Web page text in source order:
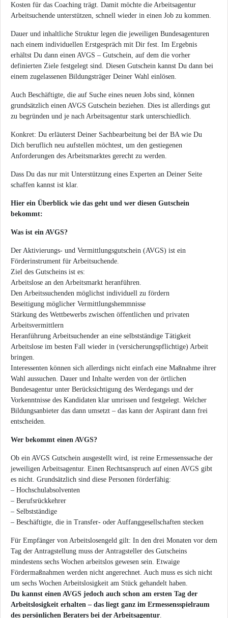
Kosten für das Coaching trägt. Damit möchte die Arbeitsagentur
Arbeitsuchende unterstützen, schnell wieder in einen Job zu kommen.
Dauer und inhaltliche Struktur legen die jeweiligen Bundesagenturen
nach einem individuellen Erstgespräch mit Dir fest. Im Ergebnis
erhältst Du dann einen AVGS – Gutschein, auf dem die vorher
definierten Ziele festgelegt sind. Diesen Gutschein kannst Du dann bei
einem zugelassenen Bildungsträger Deiner Wahl einlösen.
Auch Beschäftigte, die auf Suche eines neuen Jobs sind, können
grundsätzlich einen AVGS Gutschein beziehen. Dies ist allerdings gut
zu begründen und je nach Arbeitsagentur stark unterschiedlich.
Konkret: Du erläuterst Deiner Sachbearbeitung bei der BA wie Du
Dich beruflich neu aufstellen möchtest, um den gestiegenen
Anforderungen des Arbeitsmarktes gerecht zu werden.
Dass Du das nur mit Unterstützung eines Experten an Deiner Seite
schaffen kannst ist klar.
Hier ein Überblick wie das geht und wer diesen Gutschein
bekommt:
Was ist ein AVGS?
Der Aktivierungs- und Vermittlungsgutschein (AVGS) ist ein
Förderinstrument für Arbeitsuchende.
Ziel des Gutscheins ist es:
Arbeitslose an den Arbeitsmarkt heranführen.
Den Arbeitssuchenden möglichst individuell zu fördern
Beseitigung möglicher Vermittlungshemmnisse
Stärkung des Wettbewerbs zwischen öffentlichen und privaten
Arbeitsvermittlern
Heranführung Arbeitsuchender an eine selbstständige Tätigkeit
Arbeitslose im besten Fall wieder in (versicherungspflichtige) Arbeit
bringen.
Interessenten können sich allerdings nicht einfach eine Maßnahme ihrer
Wahl aussuchen. Dauer und Inhalte werden von der örtlichen
Bundesagentur unter Berücksichtigung des Werdegangs und der
Vorkenntnisse des Kandidaten klar umrissen und festgelegt. Welcher
Bildungsanbieter das dann umsetzt – das kann der Aspirant dann frei
entscheiden.
Wer bekommt einen AVGS?
Ob ein AVGS Gutschein ausgestellt wird, ist reine Ermessenssache der
jeweiligen Arbeitsagentur. Einen Rechtsanspruch auf einen AVGS gibt
es nicht. Grundsätzlich sind diese Personen förderfähig:
– Hochschulabsolventen
– Berufsrückkehrer
– Selbstständige
– Beschäftigte, die in Transfer- oder Auffanggesellschaften stecken
Für Empfänger von Arbeitslosengeld gilt: In den drei Monaten vor dem
Tag der Antragstellung muss der Antragsteller des Gutscheins
mindestens sechs Wochen arbeitslos gewesen sein. Etwaige
Fördermaßnahmen werden nicht angerechnet. Auch muss es sich nicht
um sechs Wochen Arbeitslosigkeit am Stück gehandelt haben.
Du kannst einen AVGS jedoch auch schon am ersten Tag der
Arbeitslosigkeit erhalten – das liegt ganz im Ermessensspielraum
des persönlichen Beraters bei der Arbeitsagentur